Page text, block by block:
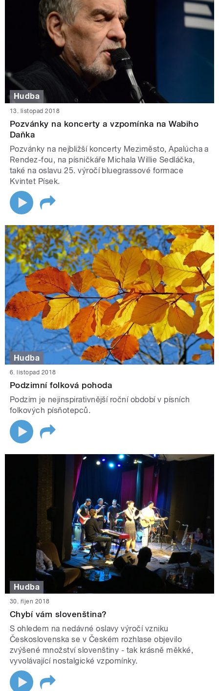
Hudba
13. listopad 2018
Pozvánky na koncerty a vzpomínka na Wabiho
Daňka
Pozvánky na nejbližší koncerty Meziměsto, Apalúcha a
Rendez-fou, na písničkáře Michala Willie Sedláčka,
také na oslavu 25. výročí bluegrassové formace
Kvintet Písek.
Hudba
6. listopad 2018
Podzimní folková pohoda
Podzim je nejinspirativnější roční období v písních
folkových písňotepců.
Hudba
30. říjen 2018
Chybí vám slovenština?
S ohledem na nedávné oslavy výročí vzniku
Československa se v Českém rozhlase objevilo
zvýšené množství slovenštiny - tak krásně měkké,
vyvolávající nostalgické vzpomínky.